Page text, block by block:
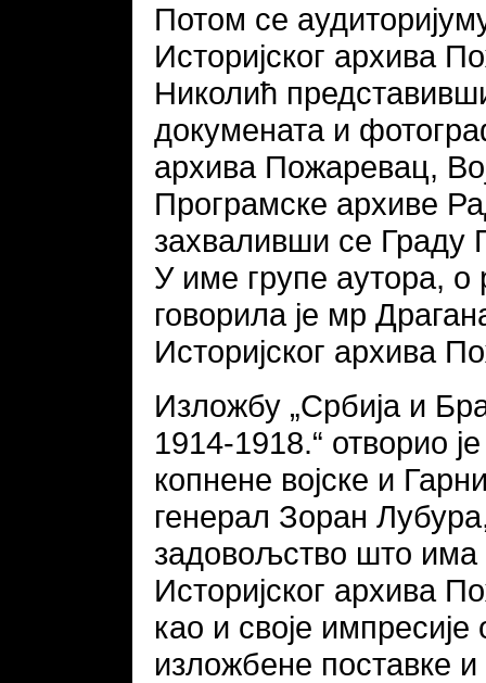
Потом се
Историјског архива
Николић
докумената и
архива Пожаревац,
Програмске архиве
захваливши се Граду
У име групе аутора, о
говорила је мр
Историјског архива
Изложбу „Србија и
1914-1918.“ отворио
копнене војске и
генерал Зоран
задовољство што има
Историјског архива
као и своје импресије
изложбене поставке и